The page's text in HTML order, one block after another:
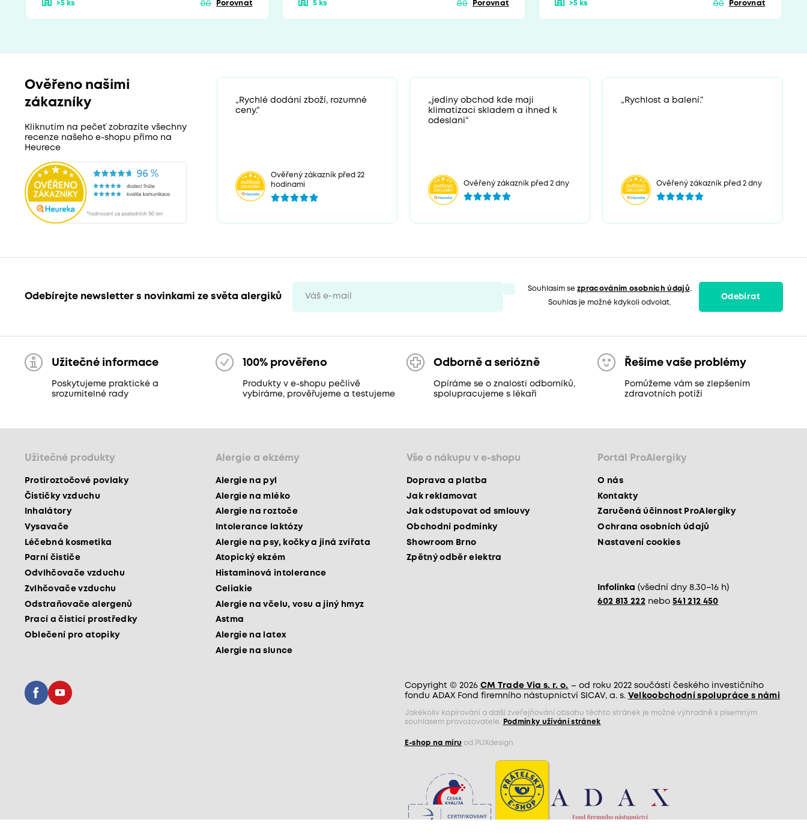
>5 ks Porovnat 5 ks Porovnat >5 ks Porovnat
Ověřeno našimi
zákazníky
Kliknutím na pečeť zobrazíte všechny
recenze našeho e-shopu přímo na
Heurece
„Rychlé dodání zboží, rozumné
ceny.“
Ověřený zákazník před 22
hodinami
„jediny obchod kde maji
klimatizaci skladem a ihned k
odeslani“
Ověřený zákazník před 2 dny
„Rychlost a balení.“
Ověřený zákazník před 2 dny
Odebírejte newsletter s novinkami ze světa alergiků
Souhlasím sezpracováním osobních údajů.
Souhlas je možné kdykoli odvolat.
Odebírat
Užitečné informace
Poskytujeme praktické a
srozumitelné rady
100% prověřeno
Produkty v e-shopu pečlivě
vybíráme, prověřujeme a testujeme
Odborně a seriózně
Opíráme se o znalosti odborníků,
spolupracujeme s lékaři
Řešíme vaše problémy
Pomůžeme vám se zlepšením
zdravotních potíží
Užitečné produkty
Protiroztočové povlaky
Čističky vzduchu
Inhalátory
Vysavače
Léčebná kosmetika
Parní čističe
Odvlhčovače vzduchu
Zvlhčovače vzduchu
Odstraňovače alergenů
Prací a čisticí prostředky
Oblečení pro atopiky
Alergie a ekzémy
Alergie na pyl
Alergie na mléko
Alergie na roztoče
Intolerance laktózy
Alergie na psy, kočky a jiná zvířata
Atopický ekzém
Histaminová intolerance
Celiakie
Alergie na včelu, vosu a jiný hmyz
Astma
Alergie na latex
Alergie na slunce
Vše o nákupu v e-shopu
Doprava a platba
Jak reklamovat
Jak odstupovat od smlouvy
Obchodní podmínky
Showroom Brno
Zpětný odběr elektra
Portál ProAlergiky
O nás
Kontakty
Zaručená účinnost ProAlergiky
Ochrana osobních údajů
Nastavení cookies
Infolinka (všední dny 8.30–16 h)
602 813 222 nebo 541 212 450
Copyright © 2026 CM Trade Via s. r. o. – od roku 2022 součástí českého investičního
fondu ADAX Fond firemního nástupnictví SICAV, a. s. Velkoobchodní spolupráce s námi
Jakékoliv kopírování a další zveřejňování obsahu těchto stránek je možné výhradně s písemným
souhlasem provozovatele. Podmínky užívání stránek
E-shop na míru od PUXdesign